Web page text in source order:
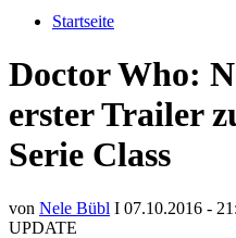
Startseite
Doctor Who:
erster Trailer
Serie Class
von Nele Bübl I 07.10.2016 -
UPDATE